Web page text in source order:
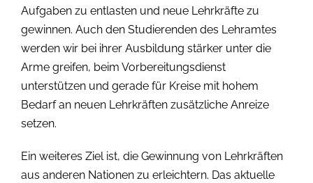
Aufgaben zu entlasten und neue Lehrkräfte zu
gewinnen. Auch den Studierenden des Lehramtes
werden wir bei ihrer Ausbildung stärker unter die
Arme greifen, beim Vorbereitungsdienst
unterstützen und gerade für Kreise mit hohem
Bedarf an neuen Lehrkräften zusätzliche Anreize
setzen.
Ein weiteres Ziel ist, die Gewinnung von Lehrkräften
aus anderen Nationen zu erleichtern. Das aktuelle